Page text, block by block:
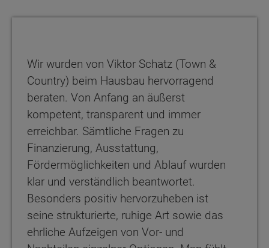
Wir wurden von Viktor Schatz (Town &
Country) beim Hausbau hervorragend
beraten. Von Anfang an äußerst
kompetent, transparent und immer
erreichbar. Sämtliche Fragen zu
Finanzierung, Ausstattung,
Fördermöglichkeiten und Ablauf wurden
klar und verständlich beantwortet.
Besonders positiv hervorzuheben ist
seine strukturierte, ruhige Art sowie das
ehrliche Aufzeigen von Vor- und